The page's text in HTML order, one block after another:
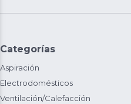
Categorías
Aspiración
Electrodomésticos
Ventilación/Calefacción